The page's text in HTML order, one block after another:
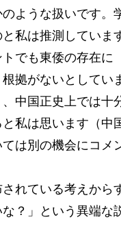
ような扱いです。
私は推測していま
でも東倭の存在に
拠がないとしてい
中国正史上では十
私は思います（中
は別の機会にコメ
れている考えから
？」という異端な